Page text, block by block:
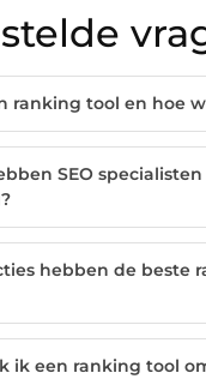
ranking tool en hoe
SEO
hebben de beste
ik een ranking tool